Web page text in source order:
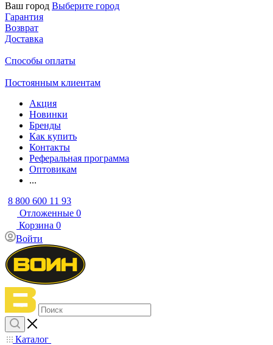
Ваш город Выберите город
Гарантия
Возврат
Доставка
Способы оплаты
Постоянным клиентам
Акция
Новинки
Бренды
Как купить
Контакты
Реферальная программа
Оптовикам
...
8 800 600 11 93
Отложенные 0
Корзина 0
Войти
Каталог